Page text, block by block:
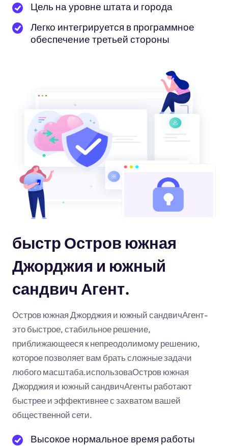
Цель на уровне штата и города
Легко интегрируется в программное
обеспечение третьей стороны
быстр Остров южная
Джорджия и южный
сандвич Агент.
Остров южная Джорджия и южный сандвичАгент-
это быстрое, стабильное решение,
приближающееся к непреодолимому решению,
которое позволяет вам брать сложные задачи
любого масштаба.использоваОстров южная
Джорджия и южный сандвичАгенты работают
быстрее и эффективнее с захватом вашей
общественной сети.
Высокое нормальное время работы